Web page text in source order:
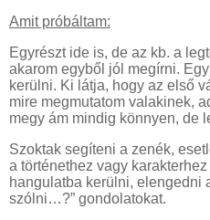
Amit próbáltam:
Egyrészt ide is, de az kb. a
akarom egyből jól megírni.
kerülni. Ki látja, hogy az első
mire megmutatom valakinek,
megy ám mindig könnyen, de
Szoktak segíteni a zenék,
a történethez vagy
hangulatba kerülni, elengedni
szólni…?” gondolatokat.